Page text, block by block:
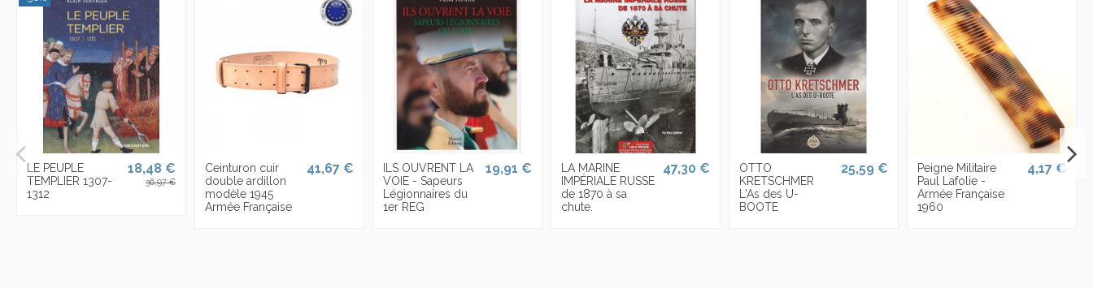
LE PEUPLE
TEMPLIER 1307-
1312
18,48 €
36,97 €
Ceinturon cuir
double ardillon
modèle 1945
Armée Française
41,67 €
ILS OUVRENT LA
VOIE - Sapeurs
Légionnaires du
1er REG
19,91 €
LA MARINE
IMPÉRIALE RUSSE
de 1870 à sa
chute.
47,30 €
OTTO
KRETSCHMER
L'As des U-
BOOTE
25,59 €
Peigne Militaire
Paul Lafolie -
Armée Française
1960
4,17 €